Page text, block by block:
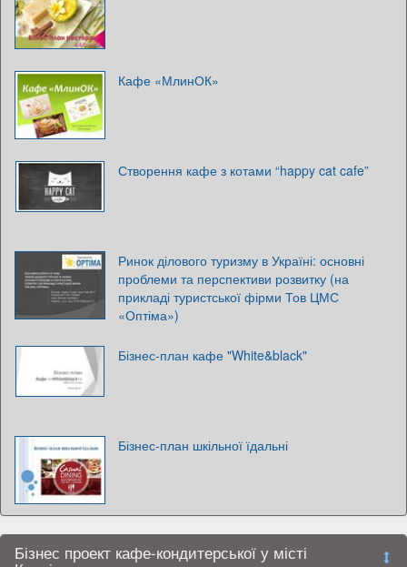
Кафе «МлинОК»
Створення кафе з котами “happy cat cafe”
Ринок ділового туризму в Україні: основні
проблеми та перспективи розвитку (на
прикладі туристської фірми Тов ЦМС
«Оптіма»)
Бізнес-план кафе "White&black"
Бізнес-план шкільної їдальні
Бізнес проект кафе-кондитерської у місті